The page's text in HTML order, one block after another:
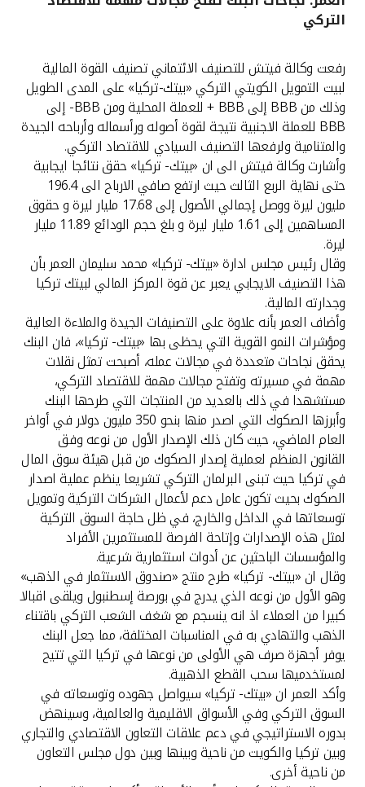
القنوات المصرفية
أدوات وخدمات
خدمات ما بعد البيع
اتصل بنا
مواقع الفروع وأجهزة الصرف الآلي
ألمانيا
ماليزيا
تركيا
مصر
المملكة المتحدة
مملكة البحرين
التركي
رفعت وكالة فيتش للتصنيف الائتماني تصنيف القوة المالية
لبيت التمويل الكويتي التركي «بيتك-تركيا» على المدى الطويل
وذلك من BBB إلى BBB + للعملة المحلية ومن BBB- إلى
BBB للعملة الاجنبية نتيجة لقوة أصوله ورأسماله وأرباحه الجيدة
والمتنامية ولرفعها التصنيف السيادي للاقتصاد التركي.
وأشارت وكالة فيتش الى ان «بيتك- تركيا» حقق نتائجا ايجابية
حتى نهاية الربع الثالث حيث ارتفع صافي الارباح الى 196.4
مليون ليرة ووصل إجمالي الأصول إلى 17.68 مليار ليرة و حقوق
المساهمين إلى 1.61 مليار ليرة و بلغ حجم الودائع 11.89 مليار
ليرة.
وقال رئيس مجلس ادارة «بيتك- تركيا» محمد سليمان العمر بأن
هذا التصنيف الايجابي يعبر عن قوة المركز المالي لبيتك تركيا
وجدارته المالية.
وأضاف العمر بأنه علاوة على التصنيفات الجيدة والملاءة العالية
ومؤشرات النمو القوية التي يحظى بها «بيتك- تركيا»، فان البنك
يحقق نجاحات متعددة في مجالات عمله، أصبحت تمثل نقلات
مهمة في مسيرته وتفتح مجالات مهمة للاقتصاد التركي،
مستشهدا في ذلك بالعديد من المنتجات التي طرحها البنك
وأبرزها الصكوك التي اصدر منها بنحو 350 مليون دولار في أواخر
العام الماضي، حيث كان ذلك الإصدار الأول من نوعه وفق
القانون المنظم لعملية إصدار الصكوك من قبل هيئة سوق المال
في تركيا حيث تبنى البرلمان التركي تشريعا ينظم عملية اصدار
الصكوك بحيث تكون عامل دعم لأعمال الشركات التركية وتمويل
توسعاتها في الداخل والخارج، في ظل حاجة السوق التركية
لمثل هذه الإصدارات وإتاحة الفرصة للمستثمرين الأفراد
والمؤسسات الباحثين عن أدوات استثمارية شرعية.
وقال ان «بيتك- تركيا» طرح منتج «صندوق الاستثمار في الذهب»
وهو الأول من نوعه الذي يدرج في بورصة إسطنبول ويلقى اقبالا
كبيرا من العملاء اذ انه ينسجم مع شغف الشعب التركي باقتناء
الذهب والتهادي به في المناسبات المختلفة، مما جعل البنك
يوفر أجهزة صرف هي الأولى من نوعها في تركيا التي تتيح
لمستخدميها سحب القطع الذهبية.
وأكد العمر ان «بيتك- تركيا» سيواصل جهوده وتوسعاته في
السوق التركي وفي الأسواق الاقليمية والعالمية، وسينهض
بدوره الاستراتيجي في دعم علاقات التعاون الاقتصادي والتجاري
وبين تركيا والكويت من ناحية وبينها وبين دول مجلس التعاون
من ناحية أخرى.